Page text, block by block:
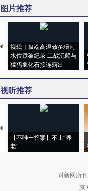
图片推荐
视线｜极端高温致多瑙河
水位跌破纪录 二战沉船与
猛犸象化石接连露出
视听推荐
【不唯一答案】不止“养
老”
财新网所
京